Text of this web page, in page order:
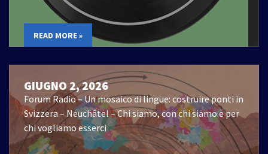
READ MORE »
GIUGNO 2, 2026
Forum Radio – Un mosaico di lingue: costruire ponti in
Svizzera – Neuchâtel – Chi siamo, con chi siamo e per
chi vogliamo esserci